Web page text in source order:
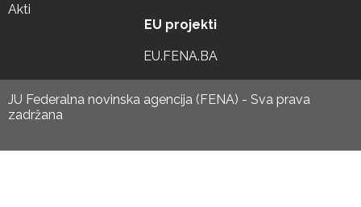
Akti
EU projekti
EU.FENA.BA
JU Federalna novinska agencija (FENA) - Sva prava
zadržana